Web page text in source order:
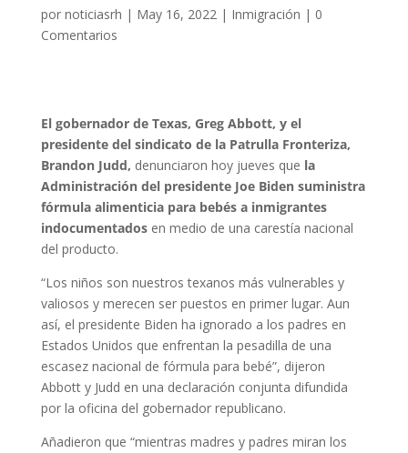
por noticiasrh | May 16, 2022| Inmigración | 0
Comentarios
El gobernador de Texas, Greg Abbott, y el
presidente del sindicato de la Patrulla Fronteriza,
Brandon Judd, denunciaron hoy jueves que la
Administración del presidente Joe Biden suministra
fórmula alimenticia para bebés a inmigrantes
indocumentadosen medio de una carestía nacional
del producto.
“Los niños son nuestros texanos más vulnerables y
valiosos y merecen ser puestos en primer lugar. Aun
así, el presidente Biden ha ignorado a los padres en
Estados Unidos que enfrentan la pesadilla de una
escasez nacional de fórmula para bebé”, dijeron
Abbott y Judd en una declaración conjunta difundida
por la oficina del gobernador republicano.
Añadieron que “mientras madres y padres miran los